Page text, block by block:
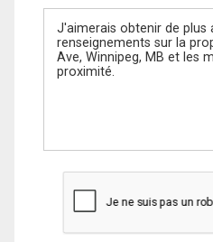
Message